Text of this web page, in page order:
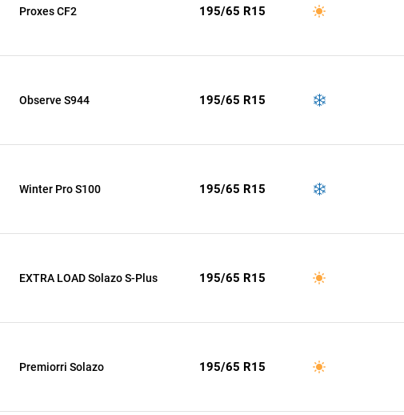
Proxes CF2 195/65 R15
Observe S944 195/65 R15
Winter Pro S100 195/65 R15
EXTRA LOAD Solazo S-Plus 195/65 R15
Premiorri Solazo 195/65 R15